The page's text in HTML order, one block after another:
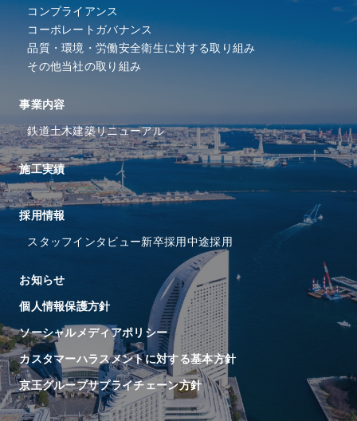
コンプライアンス
コーポレートガバナンス
品質・環境・労働安全衛⽣に対する取り組み
その他当社の取り組み
事業内容
鉄道土木建築リニューアル
施工実績
採⽤情報
スタッフインタビュー新卒採用中途採用
お知らせ
個人情報保護方針
ソーシャルメディアポリシー
カスタマーハラスメントに対する基本方針
京王グループサプライチェーン方針